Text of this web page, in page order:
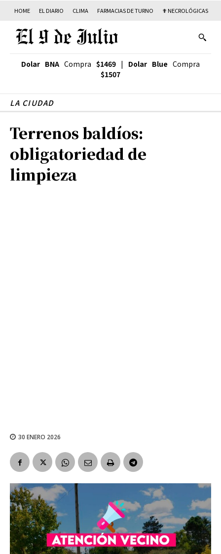
HOME EL DIARIO CLIMA FARMACIAS DE TURNO ✟ NECROLÓGICAS
Dolar BNA Compra $1469 | Dolar Blue Compra
$1507
LA CIUDAD
Terrenos baldíos:
obligatoriedad de
limpieza
30 ENERO 2026